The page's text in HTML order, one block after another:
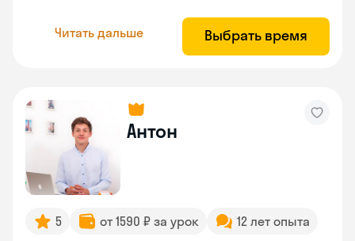
Читать дальше Выбрать время
Антон
5 от 1590 ₽ за урок 12 лет опыта